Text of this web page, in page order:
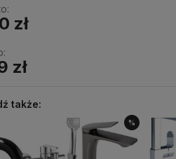
zł
zł
także:
%